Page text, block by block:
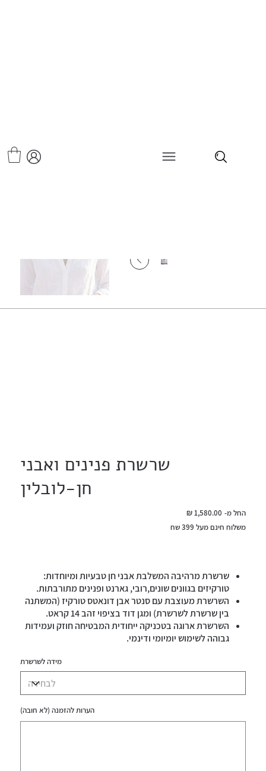
שרשרת פנינים ואבני
חן-לובלין
החל מ- מחיר
משלוח חינם מעל 399 שח
שרשרת מרהיבה המשלבת אבני חן טבעיות ומיוחדות:
טורקיזים בגוונים שונים,רובי, גארנט ופנינים מתורבתות.
השרשרת מעוצבת עם סנטר אבן דונאטס טורקיז (המשתנה
בין שרשרת לשרשרת) ומגן דוד בציפוי זהב 14 קראט.
השרשרת ארוגה בטכניקה ייחודית המבטיחה חוזק ועמידות
גבוהה לשימוש יומיומי ודינמי.
ובראס,השרשרת נסגרת באמצעות לולאה וכפתור אבן.
היקף השרשרת המוצגת על הדוגמנית הוא 40 ס"מ.
מידה לשרשרת
הערות להזמנה (לא חובה)